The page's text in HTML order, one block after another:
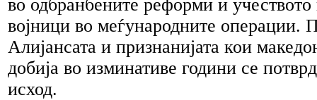
во одбранбените реформи и
војници во меѓународните операции.
Алијансата и признанијата кои
добија во изминативе години се
исход.